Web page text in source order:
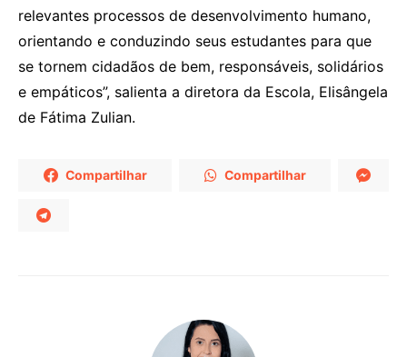
relevantes processos de desenvolvimento humano,
orientando e conduzindo seus estudantes para que
se tornem cidadãos de bem, responsáveis, solidários
e empáticos”, salienta a diretora da Escola, Elisângela
de Fátima Zulian.
Compartilhar Compartilhar